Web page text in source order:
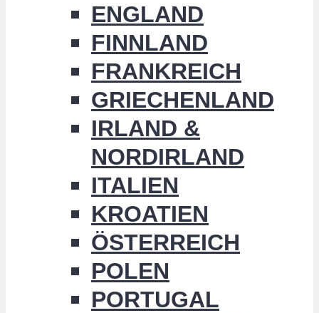
ENGLAND
FINNLAND
FRANKREICH
GRIECHENLAND
IRLAND &
NORDIRLAND
ITALIEN
KROATIEN
ÖSTERREICH
POLEN
PORTUGAL